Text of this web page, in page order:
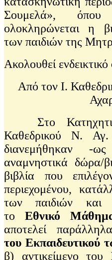
Σουμελά», όπου
ολοκληρώνεται η
των παιδιών της
Ακολουθεί
Από τον Ι.
Στο
Καθεδρικού Ν.
διανεμήθηκαν -ως
αναμνηστικά δώρα/
βιβλία που
περιεχομένου,
των παιδιών και
το Εθνικό
αποτελεί
του
β) αντικείμενο του